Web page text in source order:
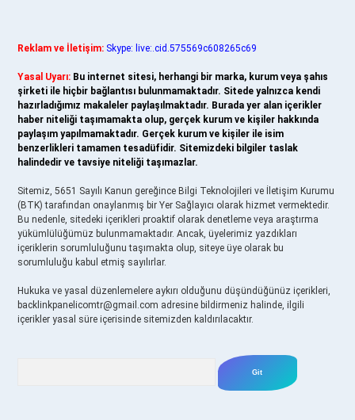
Reklam ve İletişim: Skype: live:.cid.575569c608265c69
Yasal Uyarı: Bu internet sitesi, herhangi bir marka, kurum veya şahıs
şirketi ile hiçbir bağlantısı bulunmamaktadır. Sitede yalnızca kendi
hazırladığımız makaleler paylaşılmaktadır. Burada yer alan içerikler
haber niteliği taşımamakta olup, gerçek kurum ve kişiler hakkında
paylaşım yapılmamaktadır. Gerçek kurum ve kişiler ile isim
benzerlikleri tamamen tesadüfidir. Sitemizdeki bilgiler taslak
halindedir ve tavsiye niteliği taşımazlar.
Sitemiz, 5651 Sayılı Kanun gereğince Bilgi Teknolojileri ve İletişim Kurumu
(BTK) tarafından onaylanmış bir Yer Sağlayıcı olarak hizmet vermektedir.
Bu nedenle, sitedeki içerikleri proaktif olarak denetleme veya araştırma
yükümlülüğümüz bulunmamaktadır. Ancak, üyelerimiz yazdıkları
içeriklerin sorumluluğunu taşımakta olup, siteye üye olarak bu
sorumluluğu kabul etmiş sayılırlar.
Hukuka ve yasal düzenlemelere aykırı olduğunu düşündüğünüz içerikleri,
backlinkpanelicomtr@gmail.com adresine bildirmeniz halinde, ilgili
içerikler yasal süre içerisinde sitemizden kaldırılacaktır.